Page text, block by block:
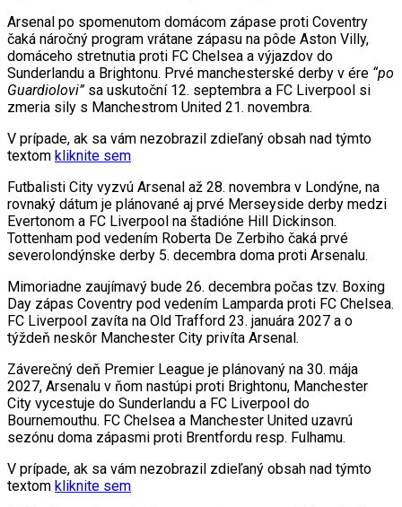
Arsenal po spomenutom domácom zápase proti Coventry
čaká náročný program vrátane zápasu na pôde Aston Villy,
domáceho stretnutia proti FC Chelsea a výjazdov do
Sunderlandu a Brightonu. Prvé manchesterské derby v ére “po
Guardiolovi”sa uskutoční 12. septembra a FC Liverpool si
zmeria sily s Manchestrom United 21. novembra.
V prípade, ak sa vám nezobrazil zdieľaný obsah nad týmto
textom kliknite sem
Futbalisti City vyzvú Arsenal až 28. novembra v Londýne, na
rovnaký dátum je plánované aj prvé Merseyside derby medzi
Evertonom a FC Liverpool na štadióne Hill Dickinson.
Tottenham pod vedením Roberta De Zerbiho čaká prvé
severolondýnske derby 5. decembra doma proti Arsenalu.
Mimoriadne zaujímavý bude 26. decembra počas tzv. Boxing
Day zápas Coventry pod vedením Lamparda proti FC Chelsea.
FC Liverpool zavíta na Old Trafford 23. januára 2027 a o
týždeň neskôr Manchester City privíta Arsenal.
Záverečný deň Premier League je plánovaný na 30. mája
2027, Arsenalu v ňom nastúpi proti Brightonu, Manchester
City vycestuje do Sunderlandu a FC Liverpool do
Bournemouthu. FC Chelsea a Manchester United uzavrú
sezónu doma zápasmi proti Brentfordu resp. Fulhamu.
V prípade, ak sa vám nezobrazil zdieľaný obsah nad týmto
textom kliknite sem